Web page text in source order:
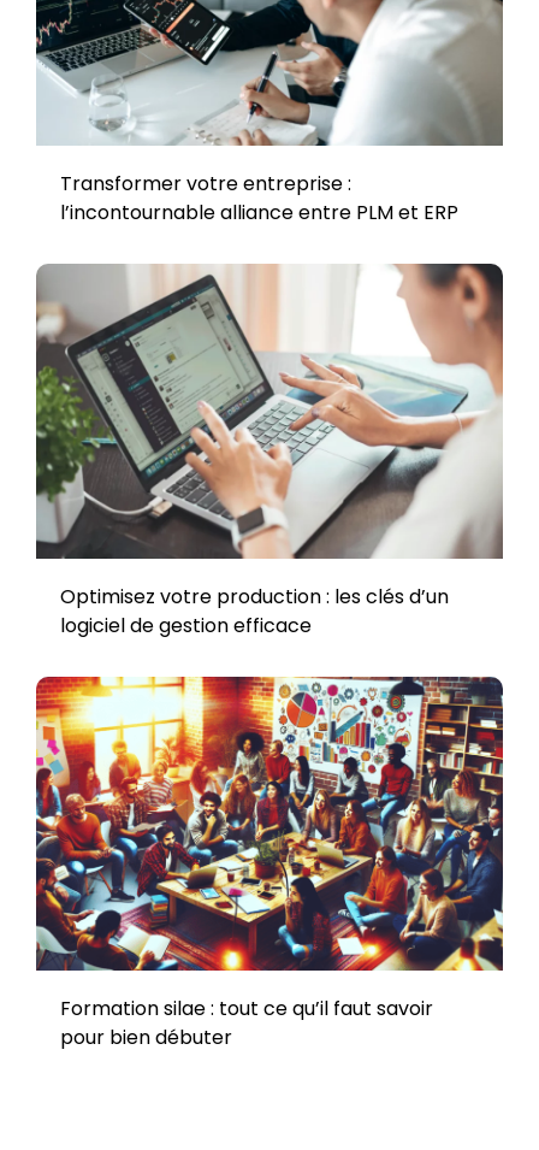
Transformer votre entreprise :
l’incontournable alliance entre PLM et ERP
Optimisez votre production : les clés d’un
logiciel de gestion efficace
Formation silae : tout ce qu’il faut savoir
pour bien débuter